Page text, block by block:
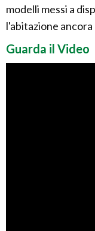
modelli messi a
l'abitazione
Guarda il Video